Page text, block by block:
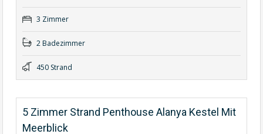
3 Zimmer
2 Badezimmer
450 Strand
5 Zimmer Strand Penthouse Alanya Kestel Mit
Meerblick